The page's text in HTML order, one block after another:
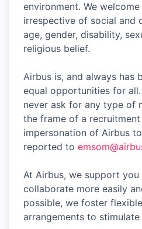
environment. We
irrespective of social and
age, gender, disability,
religious belief.
Airbus is, and always has
equal opportunities for
never ask for any type of
the frame of a
impersonation of Airbus
reported to
At Airbus, we support
collaborate more easily
possible, we foster
arrangements to